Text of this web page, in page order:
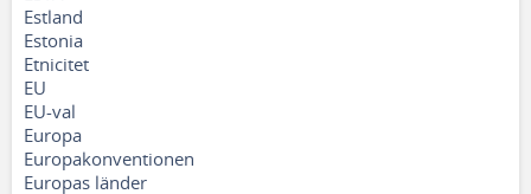
Estland
Estonia
Etnicitet
EU
EU-val
Europa
Europakonventionen
Europas länder